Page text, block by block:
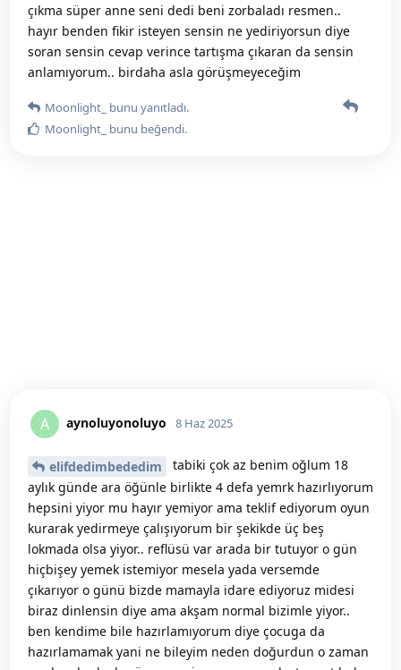
çıkma süper anne seni dedi beni zorbaladı resmen..
hayır benden fikir isteyen sensin ne yediriyorsun diye
soran sensin cevap verince tartışma çıkaran da sensin
anlamıyorum.. birdaha asla görüşmeyeceğim
Moonlight_ bunu yanıtladı.
Moonlight_ bunu beğendi.
A aynoluyonoluyo 8 Haz 2025
elifdedimbededim
tabiki çok az benim oğlum 18
aylık günde ara öğünle birlikte 4 defa yemrk hazırlıyorum
hepsini yiyor mu hayır yemiyor ama teklif ediyorum oyun
kurarak yedirmeye çalışıyorum bir şekikde üç beş
lokmada olsa yiyor.. reflüsü var arada bir tutuyor o gün
hiçbişey yemek istemiyor mesela yada versemde
çıkarıyor o günü bizde mamayla idare ediyoruz midesi
biraz dinlensin diye ama akşam normal bizimle yiyor..
ben kendime bile hazırlamıyorum diye çocuga da
hazırlamamak yani ne bileyim neden doğurdun o zaman